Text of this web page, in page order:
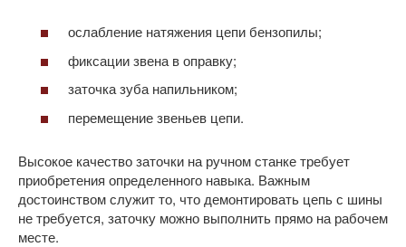
ослабление натяжения цепи бензопилы;
фиксации звена в оправку;
заточка зуба напильником;
перемещение звеньев цепи.
Высокое качество заточки на ручном станке требует
приобретения определенного навыка. Важным
достоинством служит то, что демонтировать цепь с шины
не требуется, заточку можно выполнить прямо на рабочем
месте.